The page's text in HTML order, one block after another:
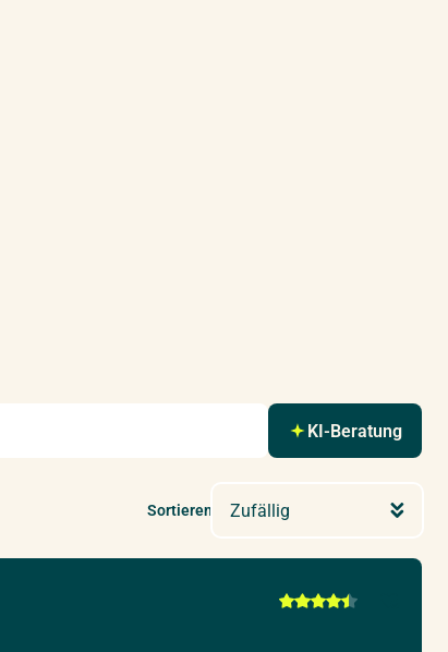
KI-Beratung
Sortieren Zufällig